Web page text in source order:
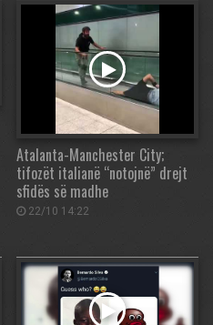
Atalanta-Manchester City;
tifozët italianë “notojnë” drejt
sfidës së madhe
22/10 14:22